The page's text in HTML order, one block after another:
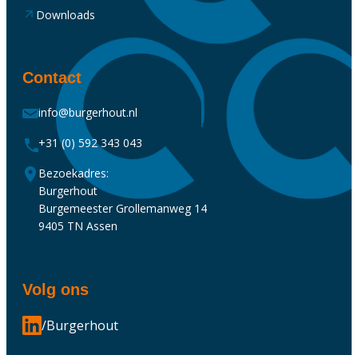
Downloads
Contact
info@burgerhout.nl
+31 (0) 592 343 043
Bezoekadres:
Burgerhout
Burgemeester Grollemanweg 14
9405 TN Assen
Volg ons
/Burgerhout